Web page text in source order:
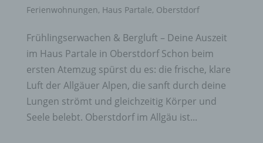
Ferienwohnungen, Haus Partale, Oberstdorf
Frühlingserwachen & Bergluft – Deine Auszeit
im Haus Partale in Oberstdorf Schon beim
ersten Atemzug spürst du es: die frische, klare
Luft der Allgäuer Alpen, die sanft durch deine
Lungen strömt und gleichzeitig Körper und
Seele belebt. Oberstdorf im Allgäu ist...